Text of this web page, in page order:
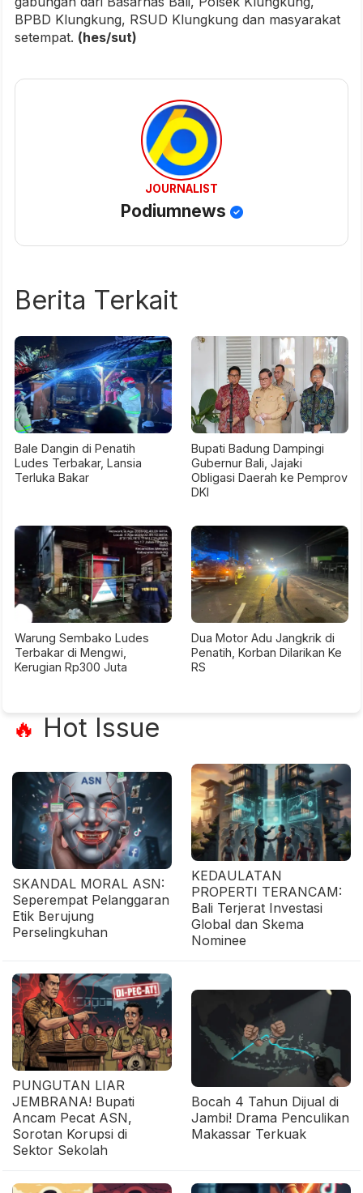
BPBD Klungkung, RSUD Klungkung dan masyarakat
setempat. (hes/sut)
JOURNALIST
Podiumnews
Berita Terkait
Bale Dangin di Penatih
Ludes Terbakar, Lansia
Terluka Bakar
Bupati Badung Dampingi
Gubernur Bali, Jajaki
Obligasi Daerah ke Pemprov
DKI
Warung Sembako Ludes
Terbakar di Mengwi,
Kerugian Rp300 Juta
Dua Motor Adu Jangkrik di
Penatih, Korban Dilarikan Ke
RS
🔥 Hot Issue
SKANDAL MORAL ASN:
Seperempat Pelanggaran
Etik Berujung
Perselingkuhan
KEDAULATAN
PROPERTI TERANCAM:
Bali Terjerat Investasi
Global dan Skema
Nominee
PUNGUTAN LIAR
JEMBRANA! Bupati
Ancam Pecat ASN,
Sorotan Korupsi di
Sektor Sekolah
Bocah 4 Tahun Dijual di
Jambi! Drama Penculikan
Makassar Terkuak